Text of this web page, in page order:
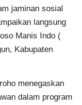
jaminan sosial
langsung
Manis Indo (
Kabupaten
menegaskan
dalam program